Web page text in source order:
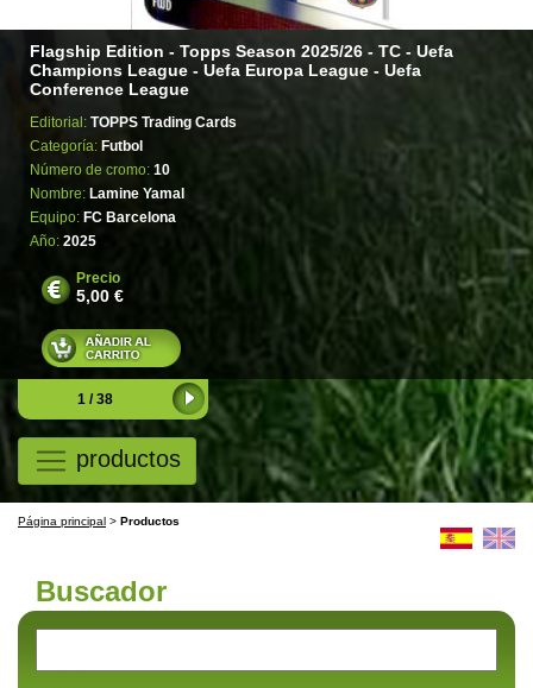
Flagship Edition - Topps Season 2025/26 - TC - Uefa
Champions League - Uefa Europa League - Uefa
Conference League
Editorial: TOPPS Trading Cards
Categoría: Futbol
Número de cromo: 10
Nombre: Lamine Yamal
Equipo: FC Barcelona
Año: 2025
Precio
5,00 €
1 / 38
productos
Página principal > Productos
Buscador